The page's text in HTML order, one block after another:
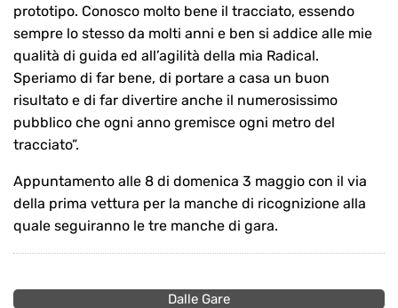
prototipo. Conosco molto bene il tracciato, essendo
sempre lo stesso da molti anni e ben si addice alle mie
qualità di guida ed all’agilità della mia Radical.
Speriamo di far bene, di portare a casa un buon
risultato e di far divertire anche il numerosissimo
pubblico che ogni anno gremisce ogni metro del
tracciato”.
Appuntamento alle 8 di domenica 3 maggio con il via
della prima vettura per la manche di ricognizione alla
quale seguiranno le tre manche di gara.
Dalle Gare